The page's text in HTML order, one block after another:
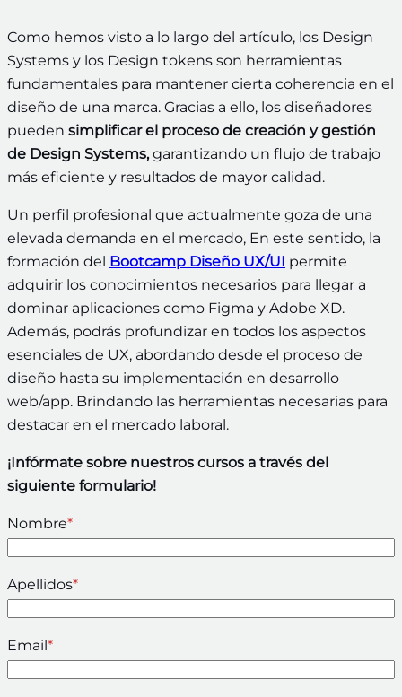
Como hemos visto a lo largo del artículo, los Design
Systems y los Design tokens son herramientas
fundamentales para mantener cierta coherencia en el
diseño de una marca. Gracias a ello, los diseñadores
pueden simplificar el proceso de creación y gestión
de Design Systems,garantizando un flujo de trabajo
más eficiente y resultados de mayor calidad.
Un perfil profesional que actualmente goza de una
elevada demanda en el mercado, En este sentido, la
formación del Bootcamp Diseño UX/UI permite
adquirir los conocimientos necesarios para llegar a
dominar aplicaciones como Figma y Adobe XD.
Además, podrás profundizar en todos los aspectos
esenciales de UX, abordando desde el proceso de
diseño hasta su implementación en desarrollo
web/app. Brindando las herramientas necesarias para
destacar en el mercado laboral.
¡Infórmate sobre nuestros cursos a través del
siguiente formulario!
Nombre*
Apellidos*
Email *